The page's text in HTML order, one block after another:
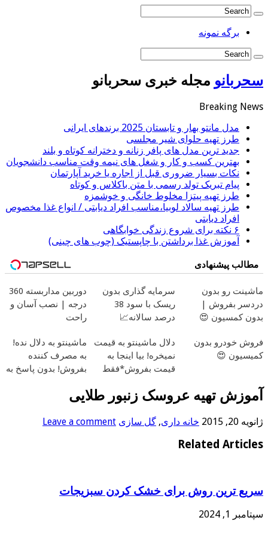
برگه نمونه
سحربانو مجله خبری سحربانو
Breaking News
مدل مانتو بهار و تابستان 2025 برندهای ایرانی
طرز تهیه حلوای شیر مجلسی
جدید ترین مدل های پافر زنانه و دخترانه کوتاه و بلند
بهترین کسب و کار و شغل های نیمه وقت مناسب دانشجویان
نکات بسیار ضروری قبل از اجاره یا خرید آپارتمان
پیام تبریک تولد رسمی با متن باکلاس و کوتاه
طرز تهیه پیتزا مخلوط خانگی و خوشمزه
طرز تهیه سالاد لوبیا،مناسب افراد دیابتی / انواع غذا مخصوص
افراد دیابتی
۶ نکته برای شروع زندگی خوابگاهی
آموزش غذا برداشتن با چاپستیک (چوب های چینی)
مطالب پیشنهادی
ماشینت رو بدون
دردسر بفروش |
بدون کمسیون 😍
سرمایه گذاری بدون
ریسک با سود 38
درصد سالانه📈
دوربین مداربسته 360
درجه | نصب آسان و
راحت
فروش خودرو بدون
کمیسیون 😍
دلال ماشینتو به قیمت
نمیخره! بیا اینجا به
قیمت بفروش*فقط
ماشینتو به دلال نده!
به مصرف کننده
بفروش! بدون پاسخ به
آموزش تهیه عروسک زنبور طلایی
ژانویه 20, 2015 خانه داری, گل سازی Leave a comment
Related Articles
سریع ترین روش برای خشک کردن سبزیجات
سپتامبر 1, 2024